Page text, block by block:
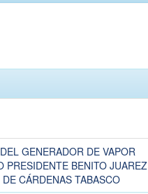
GENERADOR DE VAPOR
PRESIDENTE BENITO JUAREZ
CÁRDENAS TABASCO